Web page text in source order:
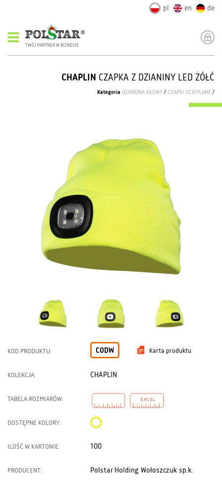
pl en de
TWÓJ PARTNER W BIZNESIE
CHAPLIN CZAPKA Z DZIANINY LED ŻÓŁĆ
Kategoria OCHRONA GŁOWY / CZAPKI OCIEPLANE /
KOD PRODUKTU: CODW Karta produktu
KOLEKCJA: CHAPLIN
TABELA ROZMIARÓW:
DOSTĘPNE KOLORY:
ILOŚĆ W KARTONIE: 100
PRODUCENT: Polstar Holding Wołoszczuk sp.k.